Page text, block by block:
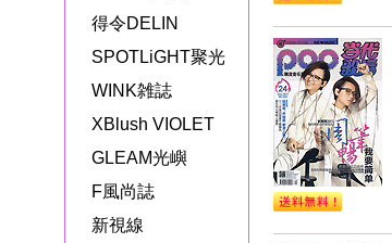
得令DELIN
SPOTLiGHT聚光
WINK雑誌
XBlush VIOLET
GLEAM光嶼
F風尚誌
新視線